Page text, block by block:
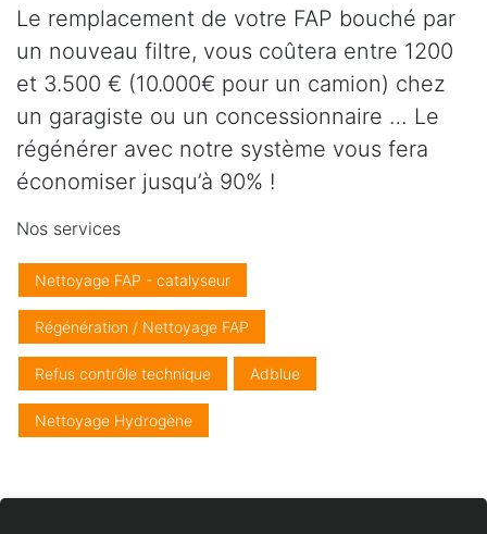
Le remplacement de votre FAP bouché par
un nouveau filtre, vous coûtera entre 1200
et 3.500 € (10.000€ pour un camion) chez
un garagiste ou un concessionnaire … Le
régénérer avec notre système vous fera
économiser jusqu’à 90% !
Nos services
Nettoyage FAP - catalyseur
Régénération / Nettoyage FAP
Refus contrôle technique Adblue
Nettoyage Hydrogène